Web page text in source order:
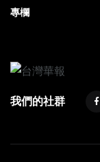
專欄
我們的社群